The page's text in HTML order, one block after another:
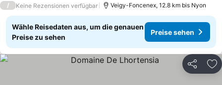
/ Keine Rezensionen verfügbar Veigy-Foncenex, 12.8 km bis Nyon
Wähle Reisedaten aus, um die genauen
Preise zu sehen
Preise sehen
Teilen